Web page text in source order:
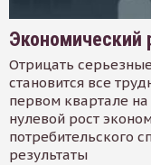
Экономический
Отрицать
становится все
первом квартале
нулевой рост
потребительского
результаты